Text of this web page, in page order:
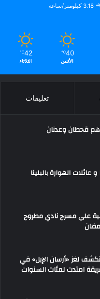
3.18 كيلومتر/ساعة
40
℃
الأثنين
42
℃
الثلاثاء
تعليقات
قحطان وعدنان
و عائلات الهوارة بالبلينا
علي مسرح نادي مطروح
لغز «أرسان الإبل» في
امتدت لمئات السنوات